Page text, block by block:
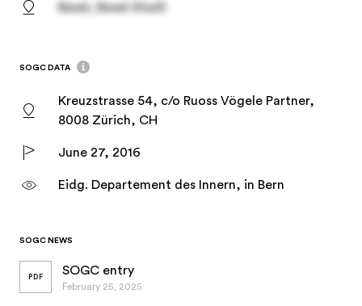
Basel, Basel-Stadt
SOGC DATA
Kreuzstrasse 54, c/o Ruoss Vögele Partner,
8008 Zürich, CH
June 27, 2016
Eidg. Departement des Innern, in Bern
SOGC NEWS
PDF SOGC entry
February 25, 2025